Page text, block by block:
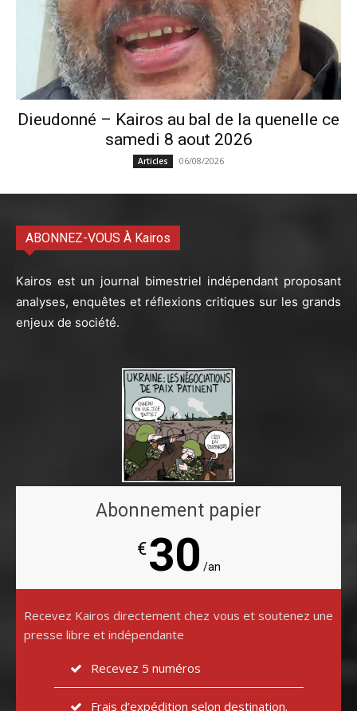
Dieudonné – Kairos au bal de la quenelle ce
samedi 8 aout 2026
Articles 06/08/2026
ABONNEZ-VOUS À Kairos
Kairos est un journal bimestriel indépendant proposant
analyses, enquêtes et réflexions critiques sur les grands
enjeux de société.
Abonnement papier
€30 /an
Recevez Kairos directement chez vous et soutenez une
presse libre et indépendante
Recevez 5 numéros
Frais d’expédition selon destination.